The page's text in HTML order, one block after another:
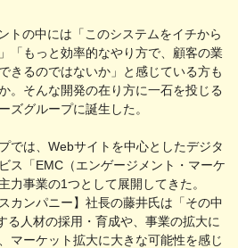
トの中には「このシステムをイチから
「もっと効率的なやり方で、顧客の業
きるのではないか」と感じている方も
。そんな開発の在り方に一石を投じる
ズグループに誕生した。
では、Webサイトを中心としたデジタ
ス「EMC（エンゲージメント・マーケ
力事業の1つとして展開してきた。
カンパニー】社長の藤井氏は「その中
る人材の採用・育成や、事業の拡大に
マーケット拡大に大きな可能性を感じ